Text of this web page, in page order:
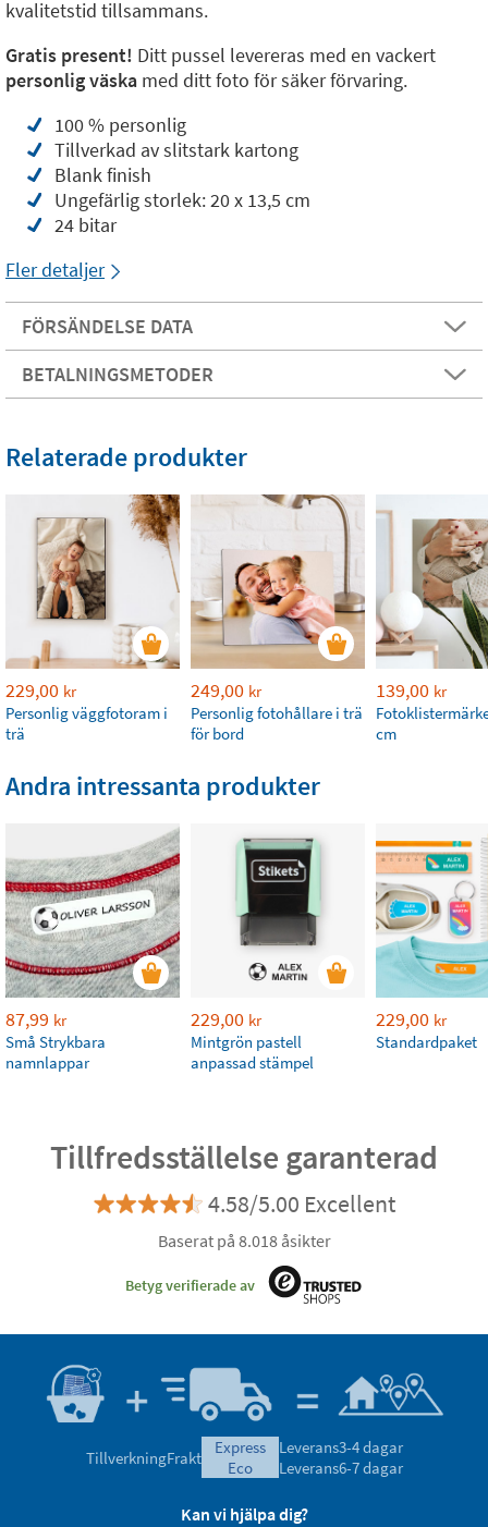
kvalitetstid tillsammans.
Gratis present! Ditt pussel levereras med en vackert
personlig väska med ditt foto för säker förvaring.
100 % personlig
Tillverkad av slitstark kartong
Blank finish
Ungefärlig storlek: 20 x 13,5 cm
24 bitar
Fler detaljer
FÖRSÄNDELSE DATA
BETALNINGSMETODER
Relaterade produkter
229,00 kr
Personlig väggfotoram i
trä
249,00 kr
Personlig fotohållare i trä
för bord
139,00 kr
cm
Andra intressanta produkter
87,99 kr
Små Strykbara
namnlappar
229,00 kr
Mintgrön pastell
anpassad stämpel
229,00 kr
Standardpaket
Tillfredsställelse garanterad
4.58/5.00 Excellent
Baserat på 8.018 åsikter
Betyg verifierade av
TillverkningFrakt
express
eco
Leverans3-4 dagar
Leverans6-7 dagar
Kan vi hjälpa dig?